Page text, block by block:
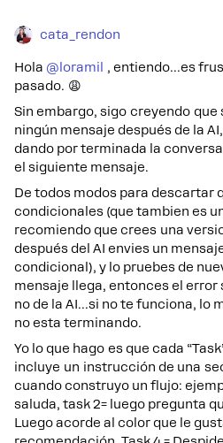
cata_rendon
Hola ​ @loramil
, entiendo...es
pasado. 😩
Sin embargo, sigo creyendo que
ningún mensaje después de la
dando por terminada la
el siguiente mensaje.
De todos modos para descartar
condicionales (que tambien es
recomiendo que crees una
después del AI envies un
condicional), y lo pruebes de
mensaje llega, entonces el error
no de la AI...si no te funciona, lo
no esta terminando.
Yo lo que hago es que cada
incluye un instrucción de una
cuando construyo un flujo:
saluda, task 2= luego pregunta
Luego acorde al color que le